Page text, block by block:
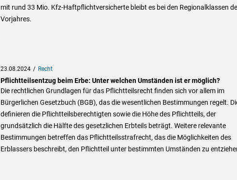
mit rund 33 Mio. Kfz-Haftpflichtversicherte bleibt es bei den Regionalklassen
Vorjahres.
23.08.2024 Recht
Pflichtteilsentzug beim Erbe: Unter welchen Umständen ist er möglich?
Die rechtlichen Grundlagen für das Pflichtteilsrecht finden sich vor allem im
Bürgerlichen Gesetzbuch (BGB), das die wesentlichen Bestimmungen regelt.
definieren die Pflichtteilsberechtigten sowie die Höhe des Pflichtteils, der
grundsätzlich die Hälfte des gesetzlichen Erbteils beträgt. Weitere relevante
Bestimmungen betreffen das Pflichtteilsstrafrecht, das die Möglichkeiten des
Erblassers beschreibt, den Pflichtteil unter bestimmten Umständen zu